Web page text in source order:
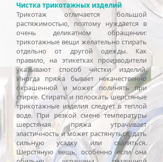
Чистка трикотажных изделий
Трикотаж отличается большой
растяжимостью, поэтому нуждается в
очень деликатном обращении:
трикотажные вещи желательно стирать
отдельно от другой одежды. Как
правило, на этикетках производители
указывают способ чистки изделий.
Иногда пряжа бывает некачественно
окрашенной и может полинять при
стирке. Стирать и полоскать шерстяные
трикотажные изделия следует в теплой
воде. При резкой смене температуры
шерстяная пряжа утрачивает
эластичность и может растянуться, дать
сильную усадку или сваляться.
Шерстяную вещь, особенно если она